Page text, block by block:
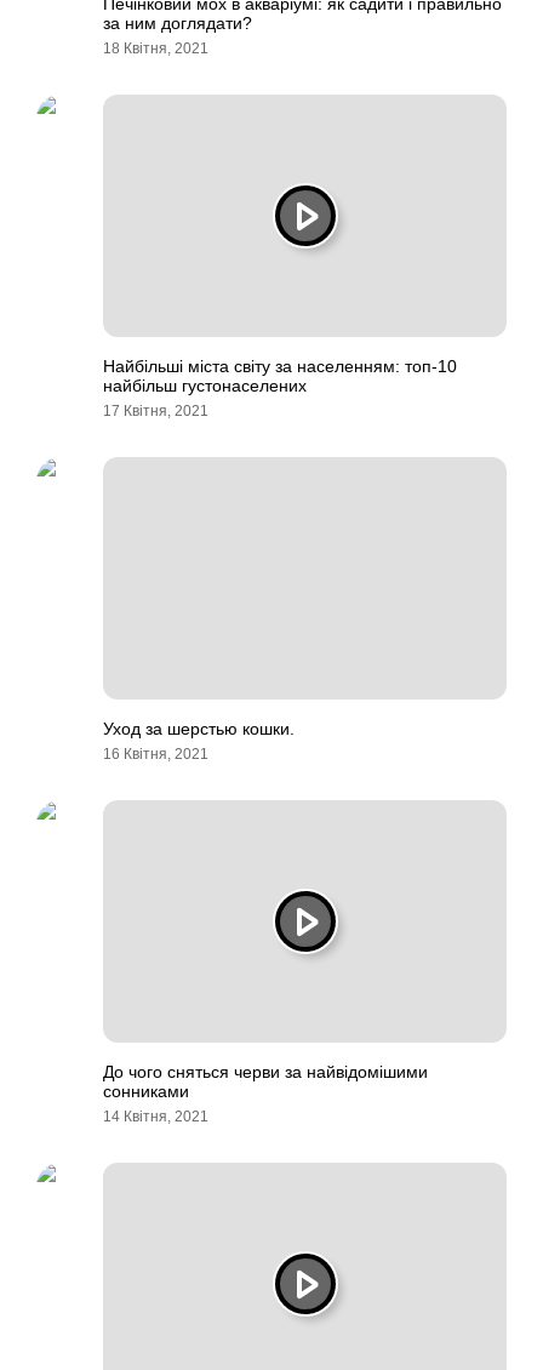
за ним доглядати?
18 Квітня, 2021
Найбільші міста світу за населенням: топ-10
найбільш густонаселених
17 Квітня, 2021
Уход за шерстью кошки.
16 Квітня, 2021
До чого сняться черви за найвідомішими
сонниками
14 Квітня, 2021